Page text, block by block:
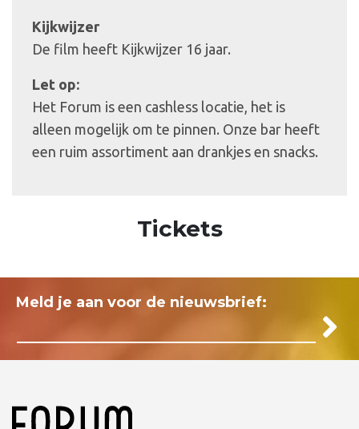
Kijkwijzer
De film heeft Kijkwijzer 16 jaar.
Let op:
Het Forum is een cashless locatie, het is
alleen mogelijk om te pinnen. Onze bar heeft
een ruim assortiment aan drankjes en snacks.
Tickets
Meld je aan voor de nieuwsbrief: